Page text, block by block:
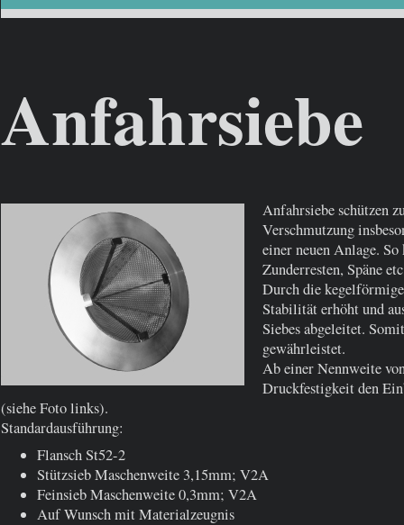
Anfahrsiebe
Anfahrsiebe schützen
Verschmutzung
einer neuen Anlage.
Zunderresten, Späne
Durch die
Stabilität erhöht und
Siebes abgeleitet.
gewährleistet.
Ab einer Nennweite
Druckfestigkeit den
(siehe Foto links).
Standardausführung:
Flansch St52-2
Stützsieb Maschenweite 3,15mm; V2A
Feinsieb Maschenweite 0,3mm; V2A
Auf Wunsch mit Materialzeugnis